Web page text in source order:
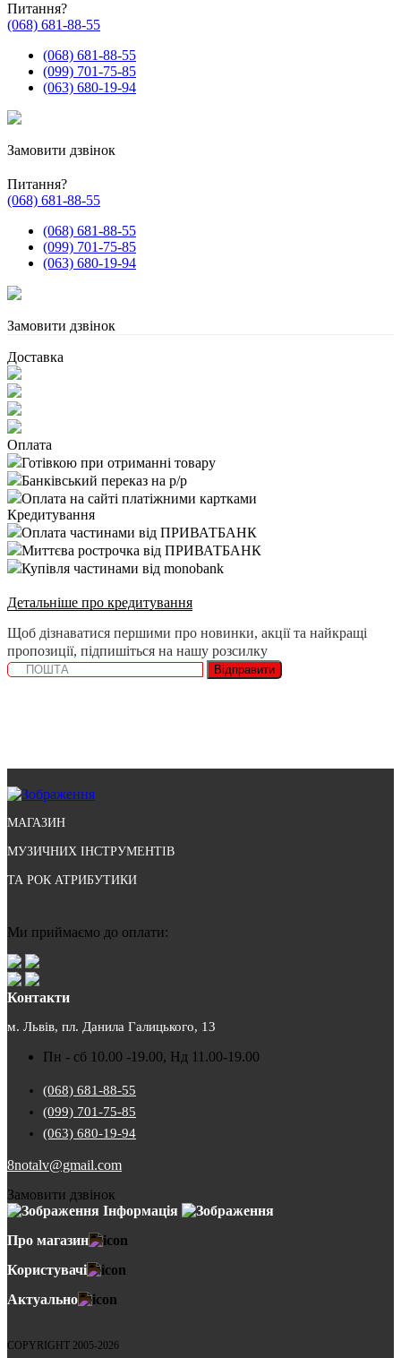
Питання?
(068) 681-88-55
(068) 681-88-55
(099) 701-75-85
(063) 680-19-94
Замовити дзвінок
Питання?
(068) 681-88-55
(068) 681-88-55
(099) 701-75-85
(063) 680-19-94
Замовити дзвінок
Доставка
Оплата
Готівкою при отриманні товару
Банківський переказ на р/р
Оплата на сайті платіжними картками
Кредитування
Оплата частинами від ПРИВАТБАНК
Миттєва рострочка від ПРИВАТБАНК
Купівля частинами від monobank
Детальніше про кредитування
Щоб дізнаватися першими про новинки, акції та найкращі
пропозиції, підпишіться на нашу розсилку
Відправити
МАГАЗИН
МУЗИЧНИХ ІНСТРУМЕНТІВ
ТА РОК АТРИБУТИКИ
Ми приймаємо до оплати:
Контакти
м. Львів, пл. Данила Галицького, 13
Пн - сб 10.00 -19.00, Нд 11.00-19.00
(068) 681-88-55
(099) 701-75-85
(063) 680-19-94
8notalv@gmail.com
Замовити дзвінок
Інформація
Про магазин
Користувачі
Актуально
COPYRIGHT 2005-2026